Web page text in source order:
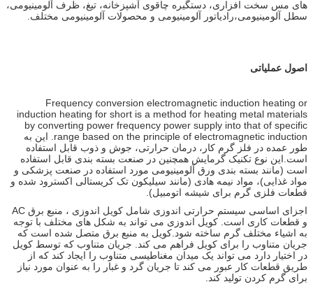
های مس سخت افزاری، دستگیره چاقوی آشپزخانه، تیغ، ظرف آلومینیومی،
سطل آلومینیومی،رادیاتور آلومینیومی و محصولات آلومینیومی مختلف.
اصول عملیاتی
Frequency conversion electromagnetic induction heating or
induction heating for short is a method for heating metal materials
by converting power frequency power supply into that of specific
range based on the principle of electromagnetic induction. این به
طور عمده در فلز گرم کار، درمان حرارتی، جوش و ذوب قابل استفاده
است.این نوع تکنیک گرمایش همچنین در صنعت بسته بندی قابل استفاده
است (مانند بسته بندی ورق آلومینیومی مورد استفاده در صنعت پزشکی و
مواد غذایی)، مواد نیمه هادی (مانند سیلیکون تک کریستالی اکسترود شده و
قطعات فلزی گرم برای شیشه اتومبیل).
اجزای اساسی سیستم حرارتی اندوزی شامل کویل اندوزی ، منبع برق AC
و قطعات کاری است. کویل اندوزی می تواند به شکل های مختلف با توجه
به اشیاء مختلف گرم ساخته شود.کویل به منبع برق متصل شده است که
جریان متناوب را برای کویل فراهم می کند. جریان متناوب که توسط کویل
در اختیار دارد می تواند یک میدان مغناطیسی متناوب را ایجاد کند که از
طریق قطعات کار عبور می کند تا جریان گرد و غبار را به عنوان مورد نیاز
برای گرم کردن تولید کند.